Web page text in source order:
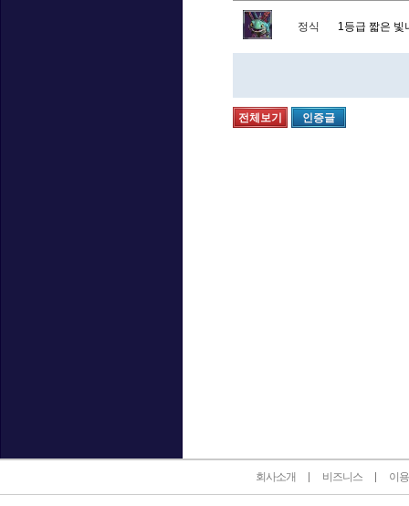
정식 1등급 짧은 빛
전체보기 인증글
회사소개 비즈니스 이